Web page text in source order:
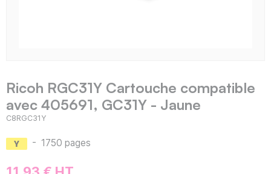
Ricoh RGC31Y Cartouche compatible
avec 405691, GC31Y - Jaune
C8RGC31Y
- 1750 pages